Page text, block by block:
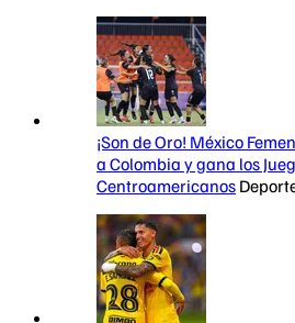
¡Son de Oro! México
a Colombia y gana los
Centroamericanos